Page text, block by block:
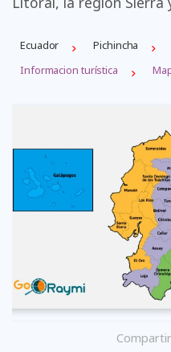
Ecuador Pichincha
Informacion turística
Compartir